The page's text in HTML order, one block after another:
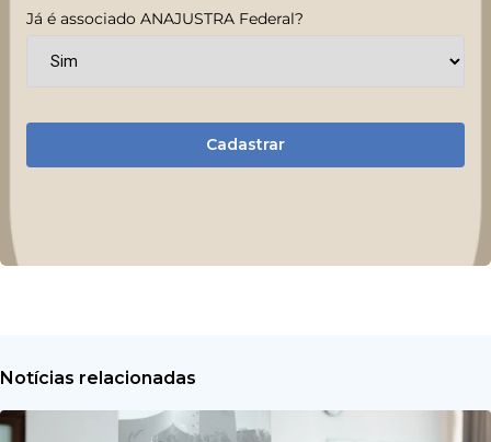
Já é associado ANAJUSTRA Federal?
Cadastrar
Notícias relacionadas